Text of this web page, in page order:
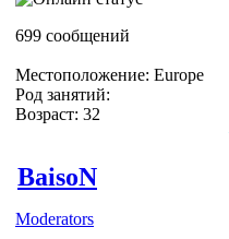
699 сообщений
Местоположение: Europe
Род занятий:
Возраст: 32
BaisoN
Moderators